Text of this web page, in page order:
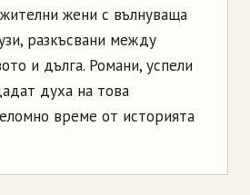
жени с вълнуваща
разкъсвани между
и дълга. Романи, успели
духа на това
време от историята